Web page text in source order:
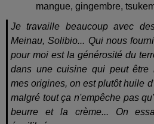
mangue, gingembre,
Je travaille beaucoup avec
Meinau, Solibio... Qui nous
pour moi est la générosité du
dans une cuisine qui peut être
mes origines, on est plutôt huile
malgré tout ça n'empêche pas
beurre et la crème... On